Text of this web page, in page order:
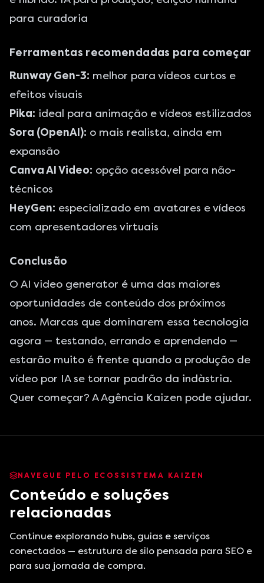
para curadoria
Ferramentas recomendadas para começar
Runway Gen-3: melhor para vídeos curtos e
efeitos visuais
Pika: ideal para animação e vídeos estilizados
Sora (OpenAI): o mais realista, ainda em
expansão
Canva AI Video: opção acessóvel para não-
técnicos
HeyGen: especializado em avatares e vídeos
com apresentadores virtuais
Conclusão
O AI video generator é uma das maiores
oportunidades de conteúdo dos próximos
anos. Marcas que dominarem essa tecnologia
agora — testando, errando e aprendendo —
estarão muito é frente quando a produção de
vídeo por IA se tornar padrão da indàstria.
Quer começar? A Agência Kaizen pode ajudar.
NAVEGUE PELO ECOSSISTEMA KAIZEN
Conteúdo e soluções
relacionadas
Continue explorando hubs, guias e serviços
conectados — estrutura de silo pensada para SEO e
para sua jornada de compra.